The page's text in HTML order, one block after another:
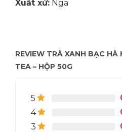
Xuất xứ:Nga
REVIEW TRÀ XANH BẠC HÀ
TEA – HỘP 50G
5
4
3